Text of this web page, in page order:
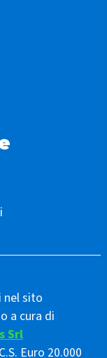
nel sito
a cura di
Srl
Euro 20.000